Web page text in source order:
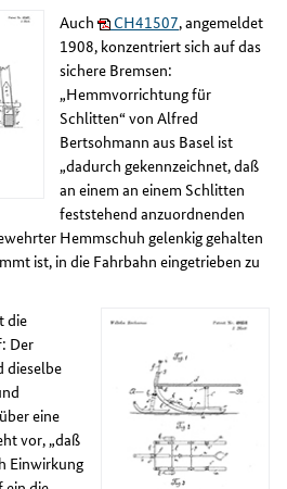
Auch CH41507, angemeldet
1908, konzentriert sich auf das
sichere Bremsen:
„Hemmvorrichtung für
Schlitten“ von Alfred
Bertsohmann aus Basel ist
„dadurch gekennzeichnet, daß
an einem an einem Schlitten
feststehend anzuordnenden
Hemmschuh gelenkig gehalten
ist, in die Fahrbahn eingetrieben zu
die
Der
dieselbe
eine
vor, „daß
Einwirkung